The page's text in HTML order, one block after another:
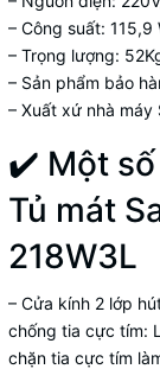
– Công suất: 115,9
– Trọng lượng:
– Sản phẩm bảo
– Xuất xứ nhà máy
✔️ Một số
Tủ mát
218W3L
– Cửa kính 2 lớp
chống tia cực tím:
chặn tia cực tím